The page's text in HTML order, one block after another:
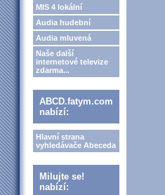
MIS 4 lokální
Audia hudební
Audia mluvená
Naše další
internetové televize
zdarma...
ABCD.fatym.com
nabízí:
Hlavní strana
vyhledávače Abeceda
Milujte se!
nabízí: